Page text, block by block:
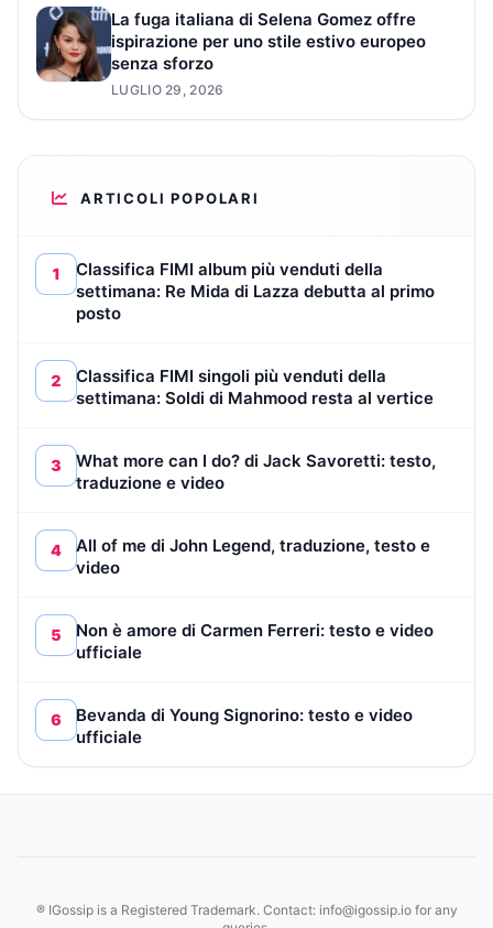
La fuga italiana di Selena Gomez offre
ispirazione per uno stile estivo europeo
senza sforzo
LUGLIO 29, 2026
ARTICOLI POPOLARI
1
Classifica FIMI album più venduti della
settimana: Re Mida di Lazza debutta al primo
posto
2
Classifica FIMI singoli più venduti della
settimana: Soldi di Mahmood resta al vertice
3
What more can I do? di Jack Savoretti: testo,
traduzione e video
4
All of me di John Legend, traduzione, testo e
video
5
Non è amore di Carmen Ferreri: testo e video
ufficiale
6
Bevanda di Young Signorino: testo e video
ufficiale
® IGossip is a Registered Trademark. Contact: info@igossip.io for any